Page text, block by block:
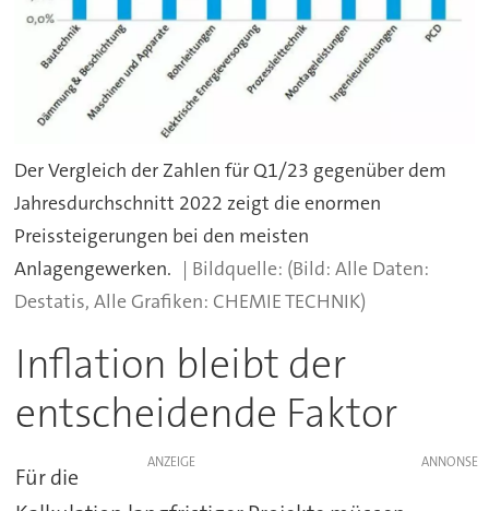
Der Vergleich der Zahlen für Q1/23 gegenüber dem
Jahresdurchschnitt 2022 zeigt die enormen
Preissteigerungen bei den meisten
Anlagengewerken.
(Bild: Alle Daten:
Destatis, Alle Grafiken: CHEMIE TECHNIK)
Inflation bleibt der
entscheidende Faktor
ANZEIGE
Für die